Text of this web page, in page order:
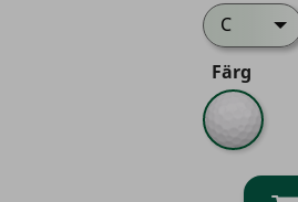
C
Färg
Vit